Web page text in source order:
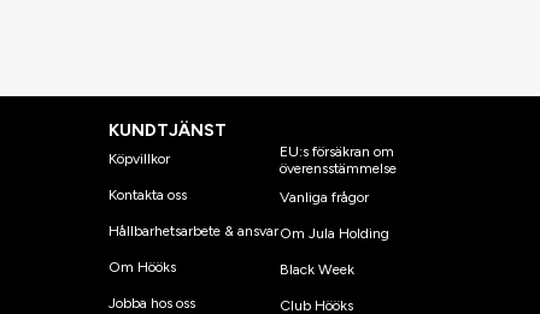
KUNDTJÄNST
Köpvillkor
Kontakta oss
Hållbarhetsarbete & ansvar
Om Hööks
Jobba hos oss
EU:s försäkran om
överensstämmelse
Vanliga frågor
Om Jula Holding
Black Week
Club Hööks